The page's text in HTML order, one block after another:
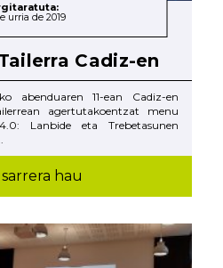
urria de 2019
Cadiz-en
abenduaren 11-ean Cadiz-en
agertutakoentzat menu
Lanbide eta Trebetasunen
sarrera hau